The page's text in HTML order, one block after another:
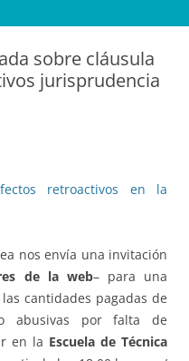
sobre cláusula
jurisprudencia
retroactivos en la
nos envía una invitación
de la web– para una
cantidades pagadas de
abusivas por falta de
en la Escuela de Técnica